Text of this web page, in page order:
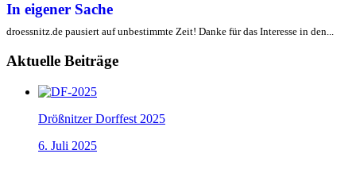
In eigener Sache
droessnitz.de pausiert auf unbestimmte Zeit! Danke für das Interesse in den...
Aktuelle Beiträge
Drößnitzer Dorffest 2025
6. Juli 2025